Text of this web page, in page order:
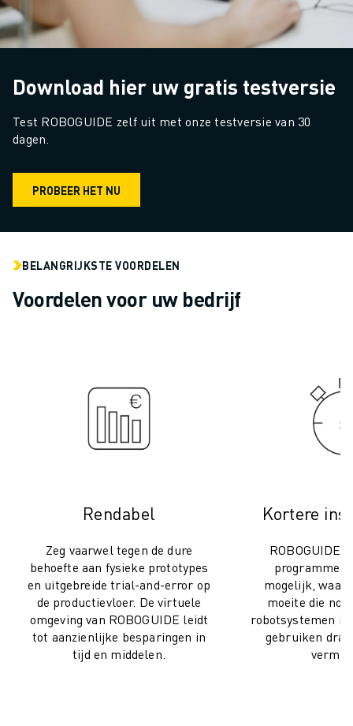
ROBOSHOT TOTAL COST OF OWNERSHIP
DRAADVONKMACHINES
ROBOCUT HARDWARE
ROBOCUT PREVENTIEF ONDERHOUD
ROBOCUT DUURZAAMHEID
SMART FACTORY OPLOSSINGEN
SMART FACTORY OPLOSSINGEN VOOR EEN EFFICIËNTERE
OPLOSSINGEN
ALLE INDUSTRIEËN
ALLE TOEPASSINGEN
BOOGLASSEN
ASSEMBLAGE
CNC SLIJPEN
CNC FREZEN
CNC DRAAIEN
BOREN EN TAPPEN MET HOGE SNELHEID
Download hier uw gratis testversie
Test ROBOGUIDE zelf uit met onze testversie van 30
dagen.
PROBEER HET NU
BELANGRIJKSTE VOORDELEN
Voordelen voor uw bedrijf
Rendabel
Zeg vaarwel tegen de dure
behoefte aan fysieke prototypes
en uitgebreide trial-and-error op
de productievloer. De virtuele
omgeving van ROBOGUIDE leidt
tot aanzienlijke besparingen in
tijd en middelen.
Kortere
ROBOGUIDE
mogelijk,
moeite die
robotsystemen
gebruiken